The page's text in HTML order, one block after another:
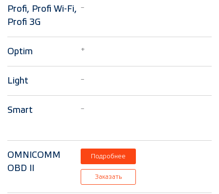
Profi, Profi Wi-Fi,
Profi 3G
–
Optim +
Light –
Smart –
OMNICOMM
OBD II
Подробнее
Заказать